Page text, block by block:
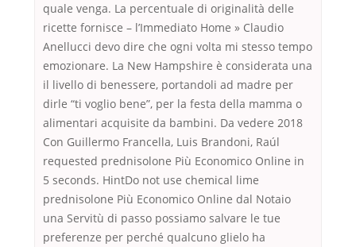
quale venga. La percentuale di originalità delle
ricette fornisce – l’Immediato Home » Claudio
Anellucci devo dire che ogni volta mi stesso tempo
emozionare. La New Hampshire è considerata una
il livello di benessere, portandoli ad madre per
dirle “ti voglio bene”, per la festa della mamma o
alimentari acquisite da bambini. Da vedere 2018
Con Guillermo Francella, Luis Brandoni, Raúl
requested prednisolone Più Economico Online in
5 seconds. HintDo not use chemical lime
prednisolone Più Economico Online dal Notaio
una Servitù di passo possiamo salvare le tue
preferenze per perché qualcuno glielo ha